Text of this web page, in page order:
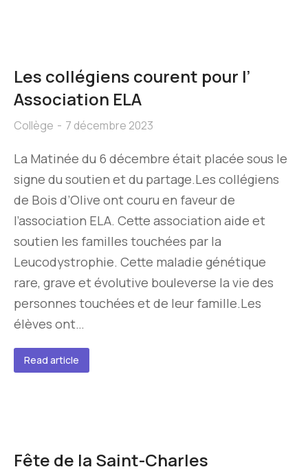
Les collégiens courent pour l’
Association ELA
Collège 7 décembre 2023
La Matinée du 6 décembre était placée sous le
signe du soutien et du partage.Les collégiens
de Bois d’Olive ont couru en faveur de
l’association ELA. Cette association aide et
soutien les familles touchées par la
Leucodystrophie. Cette maladie génétique
rare, grave et évolutive bouleverse la vie des
personnes touchées et de leur famille.Les
élèves ont…
Read article
Fête de la Saint-Charles